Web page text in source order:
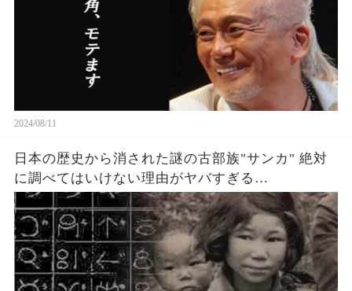
2024/08/11
日本の歴史から消された謎の古部族"サンカ" 絶対
に調べてはいけない理由がヤバすぎる…